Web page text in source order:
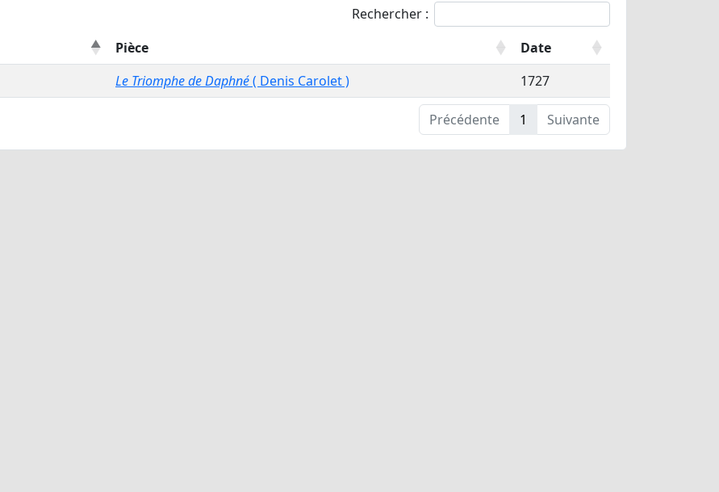
Rechercher :
Pièce
Date
Le Triomphe de Daphné( Denis Carolet ) 1727
Précédente 1 Suivante